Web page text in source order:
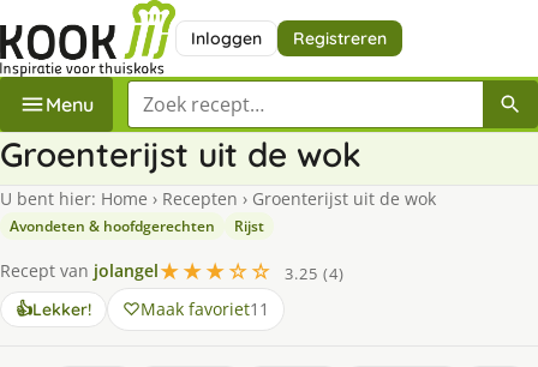
Inloggen Registreren
Menu Zoek een recept
Groenterijst uit de wok
U bent hier: Home › Recepten › Groenterijst uit de wok
Avondeten & hoofdgerechten Rijst
Recept van jolangel★★★☆☆
3.25 (4)
👍Lekker! Maak favoriet11